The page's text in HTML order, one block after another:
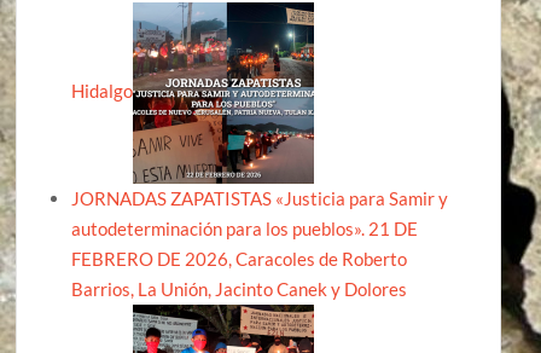
Hidalgo
JORNADAS ZAPATISTAS «Justicia para Samir y
autodeterminación para los pueblos». 21 DE
FEBRERO DE 2026, Caracoles de Roberto
Barrios, La Unión, Jacinto Canek y Dolores